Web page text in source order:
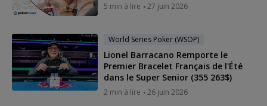
5 min à lire 27 juin 2026
World Series Poker (WSOP)
Lionel Barracano Remporte le
Premier Bracelet Français de l'Été
dans le Super Senior (355 263$)
2 min à lire 26 juin 2026